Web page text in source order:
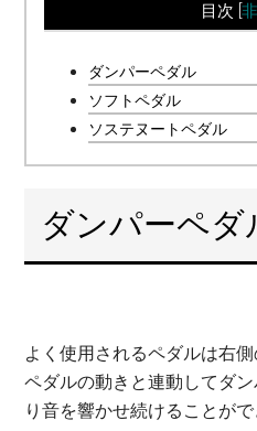
目次
ダンパーペダル
ソフトペダル
ソステヌートペダル
ダンパーペダ
よく使用されるペダルは右
ペダルの動きと連動してダ
り音を響かせ続けることがで